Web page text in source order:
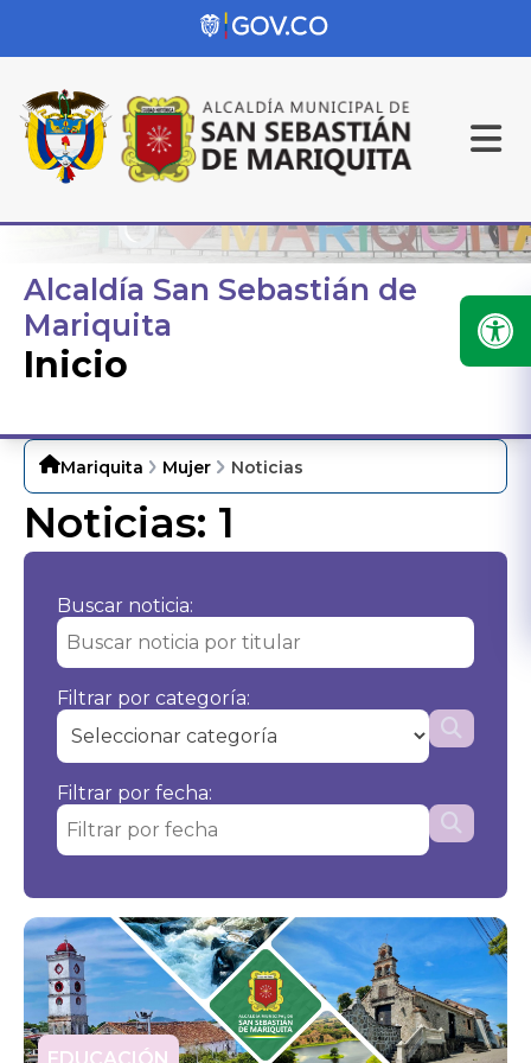
Alcaldía San Sebastián de
Mariquita
Inicio
Mariquita Mujer Noticias
Noticias: 1
Buscar noticia:
Filtrar por categoría:
Filtrar por fecha: